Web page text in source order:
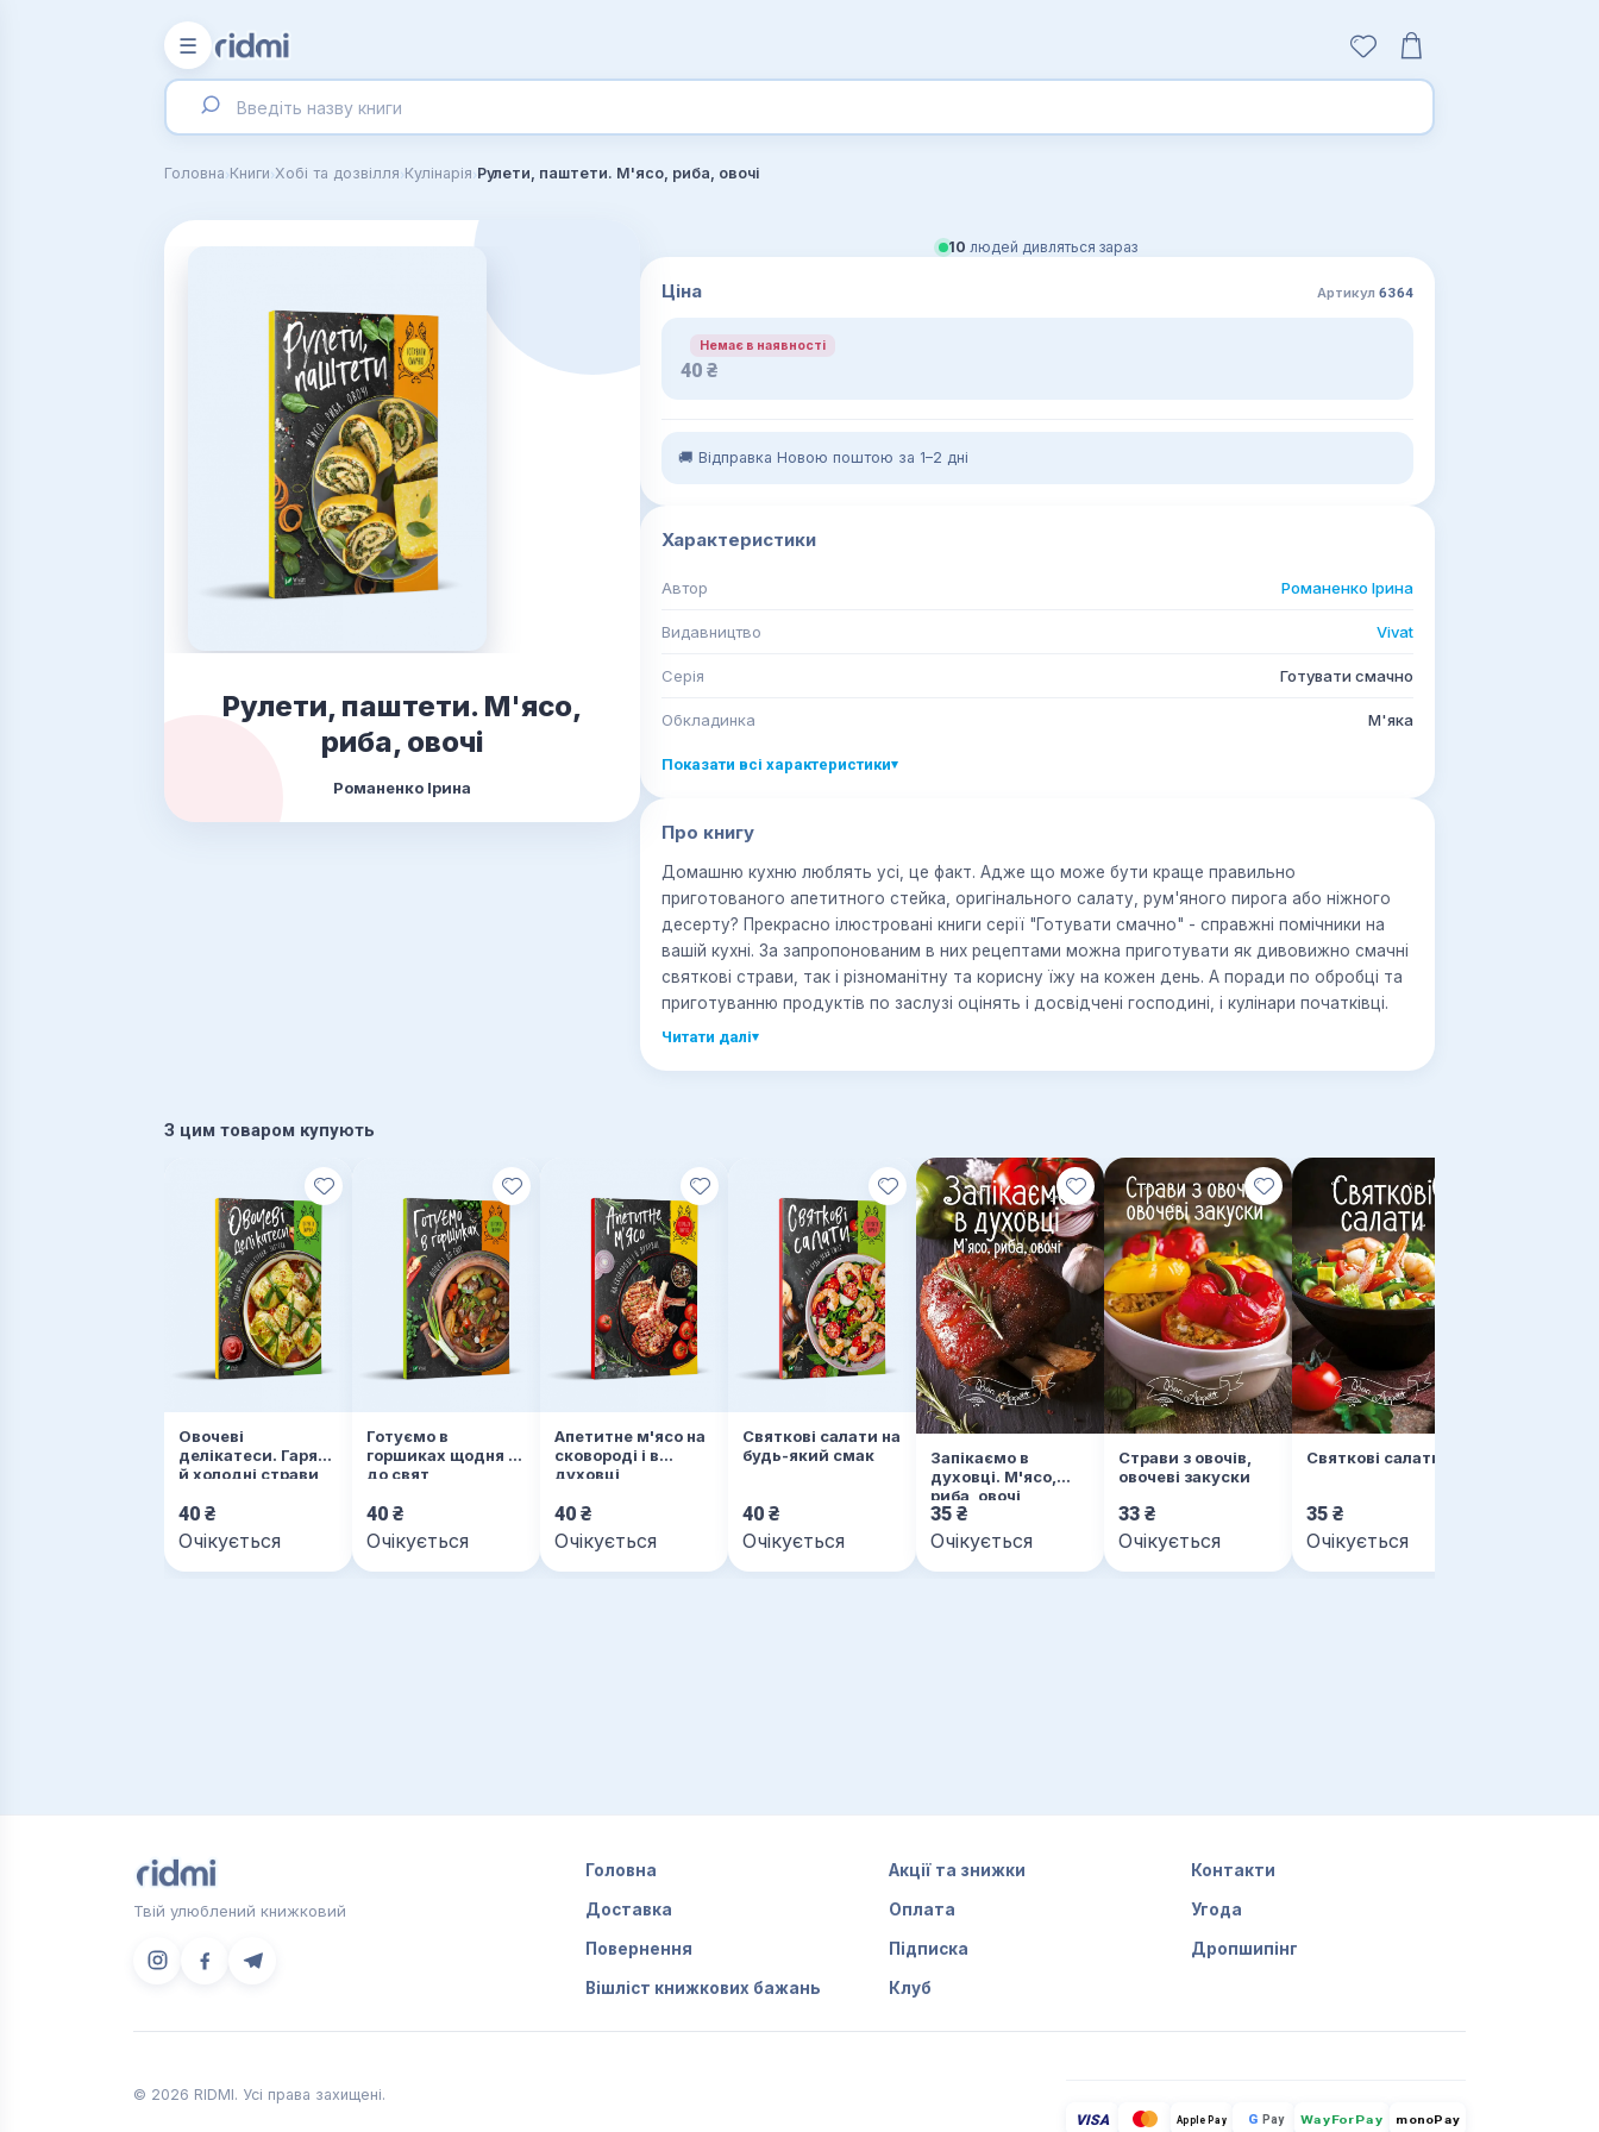
☰
Головна›Книги›Хобі та дозвілля›Кулінарія›Рулети, паштети. М'ясо, риба, овочі
Рулети, паштети. М'ясо,
риба, овочі
Романенко Ірина
10 людей дивляться зараз
Ціна Артикул6364
Немає в наявності
40 ₴
🚚 Відправка Новою поштою за 1–2 дні
Характеристики
Автор Романенко Ірина
Видавництво Vivat
Серія Готувати смачно
Обкладинка М'яка
Показати всі характеристики▾
Про книгу
Домашню кухню люблять усі, це факт. Адже що може бути краще правильно
приготованого апетитного стейка, оригінального салату, рум'яного пирога або ніжного
десерту? Прекрасно ілюстровані книги серії "Готувати смачно" - справжні помічники на
вашій кухні. За запропонованим в них рецептами можна приготувати як дивовижно смачні
святкові страви, так і різноманітну та корисну їжу на кожен день. А поради по обробці та
приготуванню продуктів по заслузі оцінять і досвідчені господині, і кулінари початківці.
Читати далі▾
З цим товаром купують
Овочеві
делікатеси. Гарячі
й холодні страви,
40 ₴
Очікується
Готуємо в
горшиках щодня і
до свят
40 ₴
Очікується
Апетитне м'ясо на
сковороді і в
духовці
40 ₴
Очікується
Святкові салати на
будь-який смак
40 ₴
Очікується
Запікаємо в
духовці. М'ясо,
риба, овочі
35 ₴
Очікується
Страви з овочів,
овочеві закуски
33 ₴
Очікується
Святкові салати
35 ₴
Очікується
Твій улюблений книжковий
Головна Акції та знижки Контакти
Доставка Оплата Угода
Повернення Підписка Дропшипінг
Вішліст книжкових бажань Клуб
© 2026 RIDMI. Усі права захищені.
VISA Apple Pay G Pay WayForPay monoPay